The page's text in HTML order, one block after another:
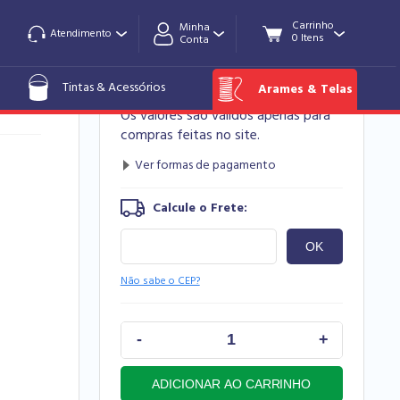
Atendimento
Minha
Conta
Tintas & Acessórios Arames & Telas
R$ 31,90
Os valores são válidos apenas para
compras feitas no site.
Não sabe o CEP?